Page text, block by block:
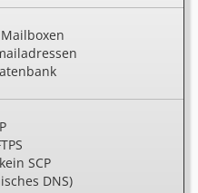
SCP
DNS)